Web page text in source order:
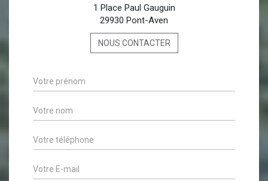
1 Place Paul Gauguin
29930 Pont-Aven
NOUS CONTACTER